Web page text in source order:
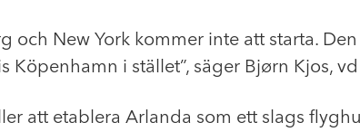
och New York kommer inte att starta.
Köpenhamn i stället”, säger Bjørn Kjos,
att etablera Arlanda som ett slags